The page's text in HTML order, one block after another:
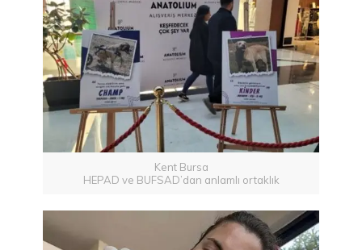
Kent Bursa
HEPAD ve BUFSAD’dan anlamlı ortaklık